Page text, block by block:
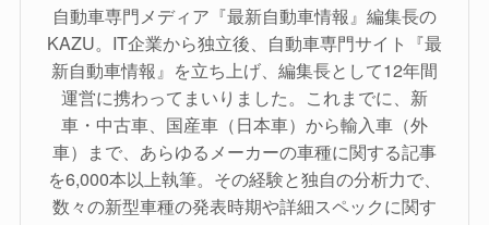
自動車専門メディア『最新自動車情報』編集長の
KAZU。IT企業から独立後、自動車専門サイト『最
新自動車情報』を立ち上げ、編集長として12年間
運営に携わってまいりました。これまでに、新
車・中古車、国産車（日本車）から輸入車（外
車）まで、あらゆるメーカーの車種に関する記事
を6,000本以上執筆。その経験と独自の分析力で、
数々の新型車種の発表時期や詳細スペックに関す